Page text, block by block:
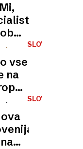
Mi,
ob
o
levi
SLOVENIJA
vse
na
listi
SLOVENIJA
na